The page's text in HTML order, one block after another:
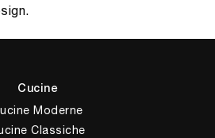
Cucine
Moderne
Classiche